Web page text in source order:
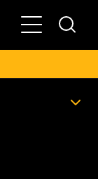
Главное